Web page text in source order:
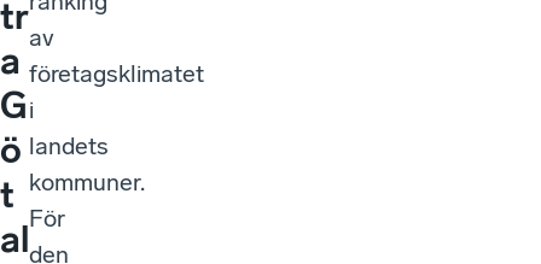
tr
a
G
ö
t
al
av
företagsklimatet
i
landets
kommuner.
För
den